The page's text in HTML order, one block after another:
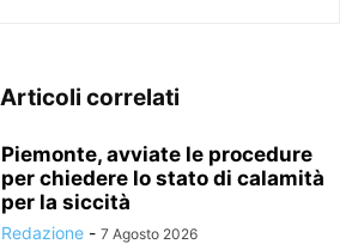
Articoli correlati
Piemonte, avviate le procedure
per chiedere lo stato di calamità
per la siccità
Redazione - 7 Agosto 2026